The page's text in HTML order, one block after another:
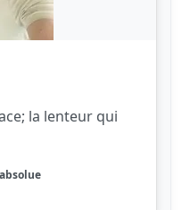
la lenteur qui